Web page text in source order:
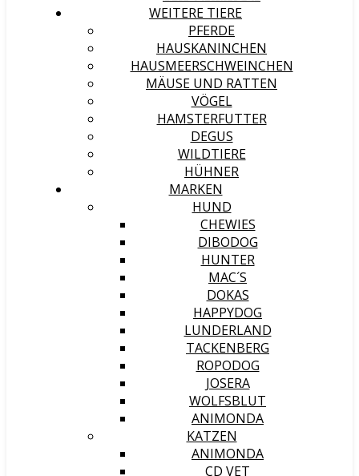
WEITERE TIERE
PFERDE
HAUSKANINCHEN
HAUSMEERSCHWEINCHEN
MÄUSE UND RATTEN
VÖGEL
HAMSTERFUTTER
DEGUS
WILDTIERE
HÜHNER
MARKEN
HUND
CHEWIES
DIBODOG
HUNTER
MAC´S
DOKAS
HAPPYDOG
LUNDERLAND
TACKENBERG
ROPODOG
JOSERA
WOLFSBLUT
ANIMONDA
KATZEN
ANIMONDA
CD VET